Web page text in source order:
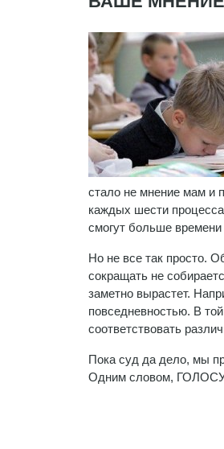
стало не мнение мам и
каждых шести
смогут больше
Но не все так просто.
сокращать не
заметно вырастет.
повседневностью. В
соответствовать
Пока суд да дело, мы
Одним словом,